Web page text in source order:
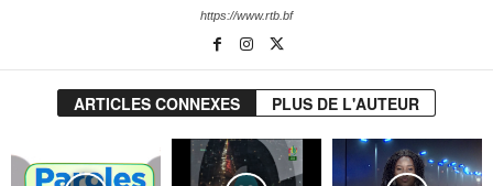
https://www.rtb.bf
ARTICLES CONNEXES PLUS DE L'AUTEUR